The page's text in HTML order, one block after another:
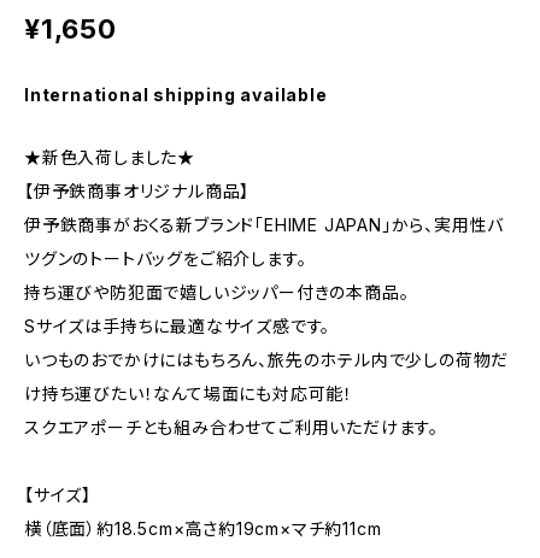
¥1,650
International shipping available
★新色入荷しました★
【伊予鉄商事オリジナル商品】
伊予鉄商事がおくる新ブランド「EHIME JAPAN」から、実用性バ
ツグンのトートバッグをご紹介します。
持ち運びや防犯面で嬉しいジッパー付きの本商品。
Sサイズは手持ちに最適なサイズ感です。
いつものおでかけにはもちろん、旅先のホテル内で少しの荷物だ
け持ち運びたい！なんて場面にも対応可能！
スクエアポーチとも組み合わせてご利用いただけます。
【サイズ】
横（底面）約18.5cm×高さ約19cm×マチ約11cm